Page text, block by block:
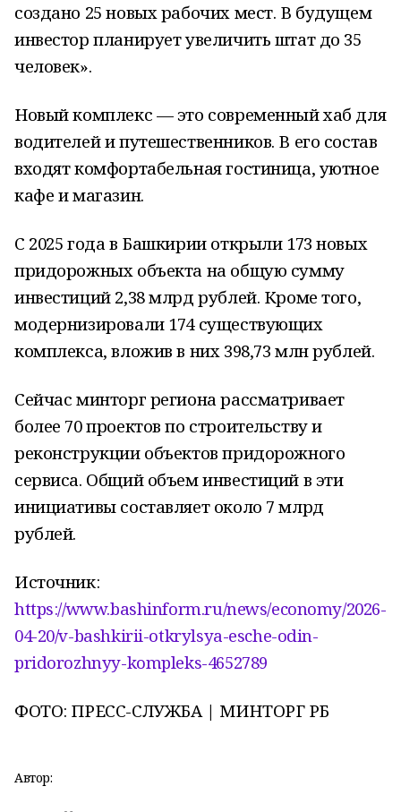
создано 25 новых рабочих мест. В будущем
инвестор планирует увеличить штат до 35
человек».
Новый комплекс — это современный хаб для
водителей и путешественников. В его состав
входят комфортабельная гостиница, уютное
кафе и магазин.
С 2025 года в Башкирии открыли 173 новых
придорожных объекта на общую сумму
инвестиций 2,38 млрд рублей. Кроме того,
модернизировали 174 существующих
комплекса, вложив в них 398,73 млн рублей.
Сейчас минторг региона рассматривает
более 70 проектов по строительству и
реконструкции объектов придорожного
сервиса. Общий объем инвестиций в эти
инициативы составляет около 7 млрд
рублей.
Источник:
https://www.bashinform.ru/news/economy/2026-
04-20/v-bashkirii-otkrylsya-esche-odin-
pridorozhnyy-kompleks-4652789
ФОТО: ПРЕСС-СЛУЖБА | МИНТОРГ РБ
Автор: